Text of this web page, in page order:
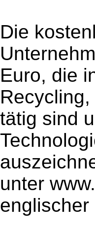
Die
Euro, die
tätig sind
unter
englischer